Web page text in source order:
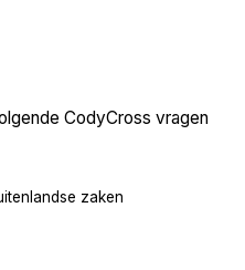
CodyCross vragen
zaken